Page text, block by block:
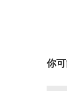
你